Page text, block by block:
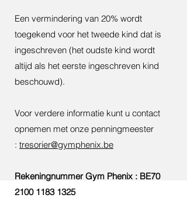
Een vermindering van 20% wordt
toegekend voor het tweede kind dat is
ingeschreven (het oudste kind wordt
altijd als het eerste ingeschreven kind
beschouwd).
Voor verdere informatie kunt u contact
opnemen met onze penningmeester
: tresorier@gymphenix.be
Rekeningnummer Gym Phenix : BE70
2100 1183 1325